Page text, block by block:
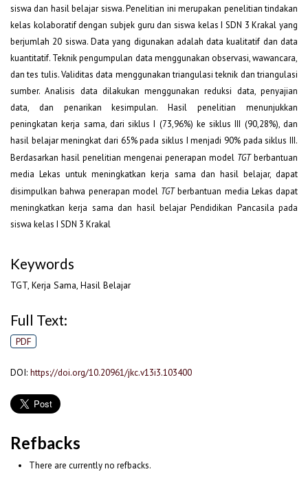
siswa dan hasil belajar siswa. Penelitian ini merupakan penelitian tindakan
kelas kolaboratif dengan subjek guru dan siswa kelas I SDN 3 Krakal yang
berjumlah 20 siswa. Data yang digunakan adalah data kualitatif dan data
kuantitatif. Teknik pengumpulan data menggunakan observasi, wawancara,
dan tes tulis. Validitas data menggunakan triangulasi teknik dan triangulasi
sumber. Analisis data dilakukan menggunakan reduksi data, penyajian
data, dan penarikan kesimpulan. Hasil penelitian menunjukkan
peningkatan kerja sama, dari siklus I (73,96%) ke siklus III (90,28%), dan
hasil belajar meningkat dari 65% pada siklus I menjadi 90% pada siklus III.
Berdasarkan hasil penelitian mengenai penerapan model TGTberbantuan
media Lekas untuk meningkatkan kerja sama dan hasil belajar, dapat
disimpulkan bahwa penerapan model TGTberbantuan media Lekas dapat
meningkatkan kerja sama dan hasil belajar Pendidikan Pancasila pada
siswa kelas I SDN 3 Krakal
Keywords
TGT, Kerja Sama, Hasil Belajar
Full Text:
PDF
DOI: https://doi.org/10.20961/jkc.v13i3.103400
Refbacks
There are currently no refbacks.